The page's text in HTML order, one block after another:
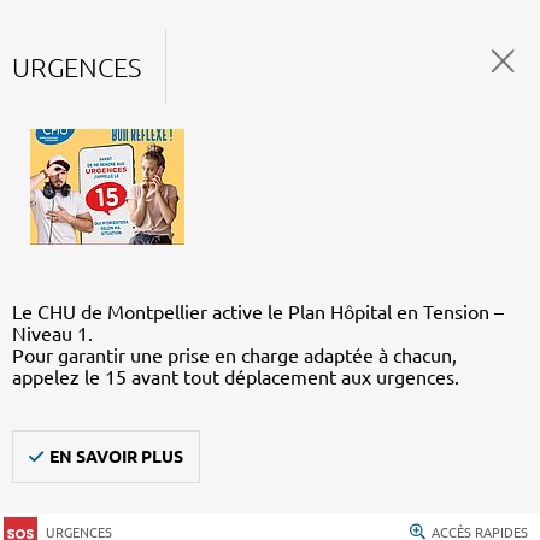
URGENCES
Le CHU de Montpellier active le Plan Hôpital en Tension –
Niveau 1.
Pour garantir une prise en charge adaptée à chacun,
appelez le 15 avant tout déplacement aux urgences.
EN SAVOIR PLUS
URGENCES ACCÈS RAPIDES